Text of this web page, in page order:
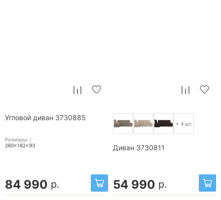
Угловой диван 3730885
Размеры: :
260x182x93
84 990 р.
+ 4 шт.
Диван 3730811
54 990 р.